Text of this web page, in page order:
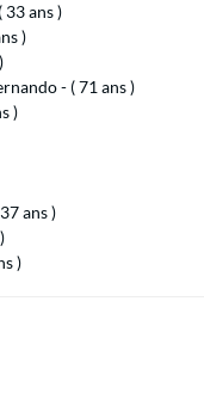
33 ans )
)
- ( 71 ans )
)
ans )
)